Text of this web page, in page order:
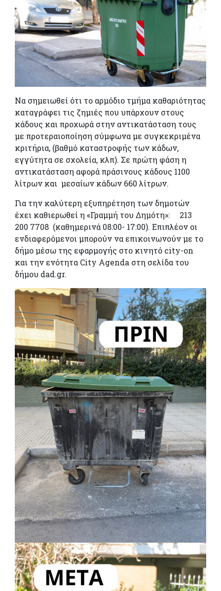
Να σημειωθεί ότι το αρμόδιο τμήμα καθαριότητας
καταγράφει τις ζημιές που υπάρχουν στους
κάδους και προχωρά στην αντικατάσταση τους
με προτεραιοποίηση σύμφωνα με συγκεκριμένα
κριτήρια, (βαθμό καταστροφής των κάδων,
εγγύτητα σε σχολεία, κλπ). Σε πρώτη φάση η
αντικατάσταση αφορά πράσινους κάδους 1100
λίτρων και μεσαίων κάδων 660 λίτρων.
Για την καλύτερη εξυπηρέτηση των δημοτών
έχει καθιερωθεί η «Γραμμή του Δημότη»: 213
200 7708 (καθημερινά 08:00- 17:00). Επιπλέον οι
ενδιαφερόμενοι μπορούν να επικοινωνούν με το
δήμο μέσω της εφαρμογής στο κινητό city-on
και την ενότητα City Agenda στη σελίδα του
δήμου dad.gr.